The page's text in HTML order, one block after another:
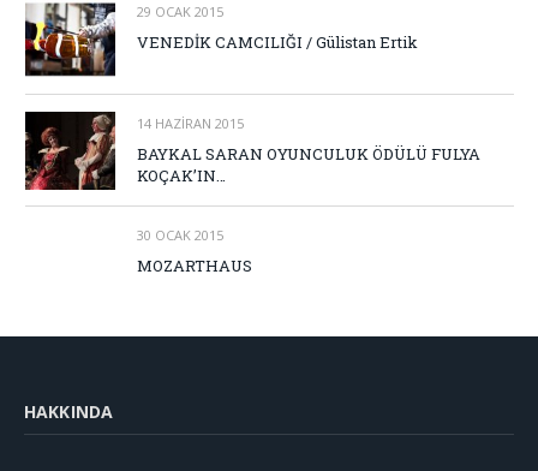
29 OCAK 2015
VENEDİK CAMCILIĞI / Gülistan Ertik
14 HAZIRAN 2015
BAYKAL SARAN OYUNCULUK ÖDÜLÜ FULYA
KOÇAK’IN…
30 OCAK 2015
MOZARTHAUS
HAKKINDA